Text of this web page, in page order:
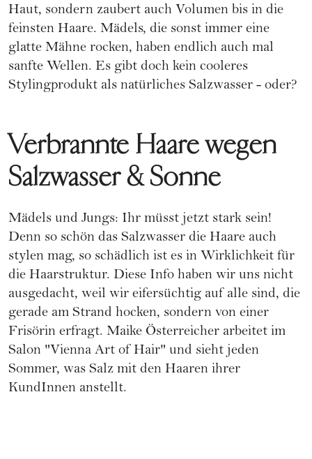
Haut, sondern zaubert auch Volumen bis in die
feinsten Haare. Mädels, die sonst immer eine
glatte Mähne rocken, haben endlich auch mal
sanfte Wellen. Es gibt doch kein cooleres
Stylingprodukt als natürliches Salzwasser - oder?
Verbrannte Haare wegen
Salzwasser & Sonne
Mädels und Jungs: Ihr müsst jetzt stark sein!
Denn so schön das Salzwasser die Haare auch
stylen mag, so schädlich ist es in Wirklichkeit für
die Haarstruktur. Diese Info haben wir uns nicht
ausgedacht, weil wir eifersüchtig auf alle sind, die
gerade am Strand hocken, sondern von einer
Frisörin erfragt. Maike Österreicher arbeitet im
Salon "Vienna Art of Hair" und sieht jeden
Sommer, was Salz mit den Haaren ihrer
KundInnen anstellt.